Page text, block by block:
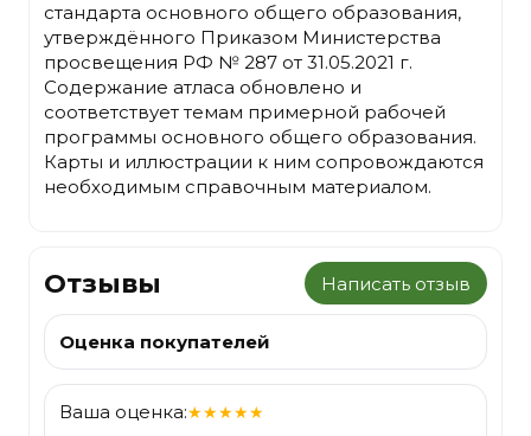
стандарта основного общего образования,
утверждённого Приказом Министерства
просвещения РФ № 287 от 31.05.2021 г.
Содержание атласа обновлено и
соответствует темам примерной рабочей
программы основного общего образования.
Карты и иллюстрации к ним сопровождаются
необходимым справочным материалом.
Отзывы Написать отзыв
Оценка покупателей
Ваша оценка:★★★★★